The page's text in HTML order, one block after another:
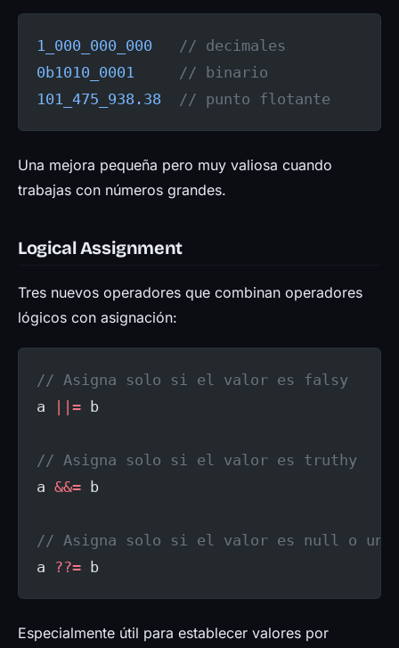
1_000_000_000
   // decimales
0b1010_0001
     // binario
101_475_938.38
  // punto flotante
Una mejora pequeña pero muy valiosa cuando
trabajas con números grandes.
Logical Assignment
Tres nuevos operadores que combinan operadores
lógicos con asignación:
// Asigna solo si el valor es falsy
a
||= b
// Asigna solo si el valor es truthy
a &&= b
// Asigna solo si el valor es null o
a ??= b
Especialmente útil para establecer valores por